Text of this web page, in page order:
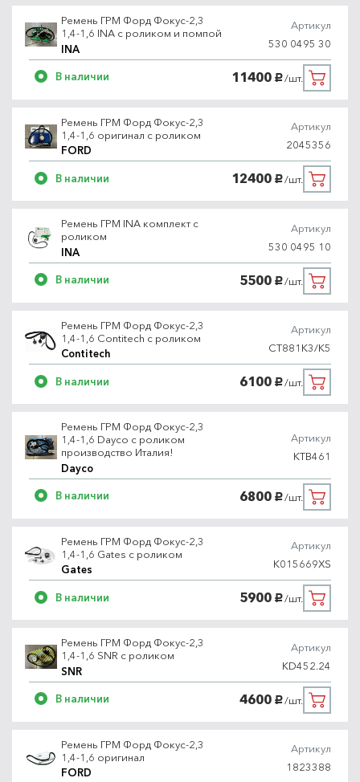
Ремень ГРМ Форд Фокус-2,3
1,4-1,6 INA с роликом и помпой
INA
Артикул
530 0495 30
В наличии 11400 руб./шт.
Ремень ГРМ Форд Фокус-2,3
1,4-1,6 оригинал с роликом
FORD
Артикул
2045356
В наличии 12400 руб./шт.
Ремень ГРМ INA комплект с
роликом
INA
Артикул
530 0495 10
В наличии 5500 руб./шт.
Ремень ГРМ Форд Фокус-2,3
1,4-1,6 Contitech с роликом
Contitech
Артикул
CT881K3/K5
В наличии 6100 руб./шт.
Ремень ГРМ Форд Фокус-2,3
1,4-1,6 Dayco с роликом
производство Италия!
Dayco
Артикул
KTB461
В наличии 6800 руб./шт.
Ремень ГРМ Форд Фокус-2,3
1,4-1,6 Gates с роликом
Gates
Артикул
K015669XS
В наличии 5900 руб./шт.
Ремень ГРМ Форд Фокус-2,3
1,4-1,6 SNR с роликом
SNR
Артикул
KD452.24
В наличии 4600 руб./шт.
Ремень ГРМ Форд Фокус-2,3
1,4-1,6 оригинал
FORD
Артикул
1823388